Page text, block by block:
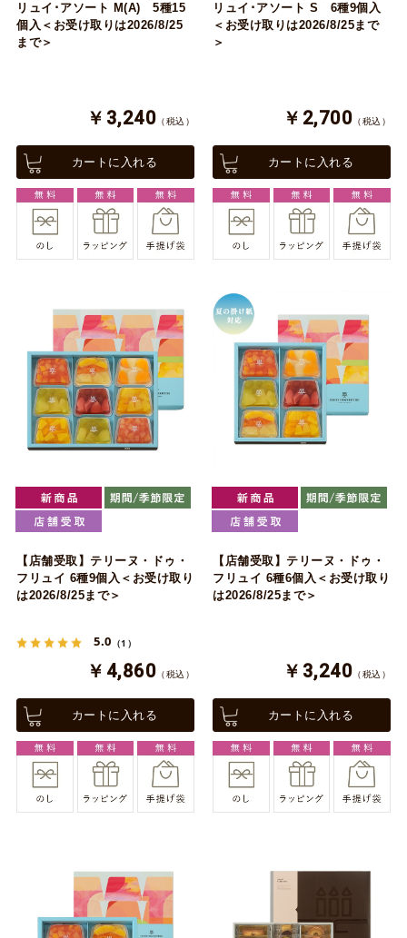
リュイ･アソート M(A) 5種15
個入＜お受け取りは2026/8/25
まで＞
￥3,240 （税込）
カートに入れる
リュイ･アソート S 6種9個入
＜お受け取りは2026/8/25まで
＞
￥2,700 （税込）
カートに入れる
【店舗受取】テリーヌ・ドゥ・
フリュイ 6種9個入＜お受け取り
は2026/8/25まで＞
5.0 （1）
￥4,860 （税込）
カートに入れる
【店舗受取】テリーヌ・ドゥ・
フリュイ 6種6個入＜お受け取り
は2026/8/25まで＞
￥3,240 （税込）
カートに入れる